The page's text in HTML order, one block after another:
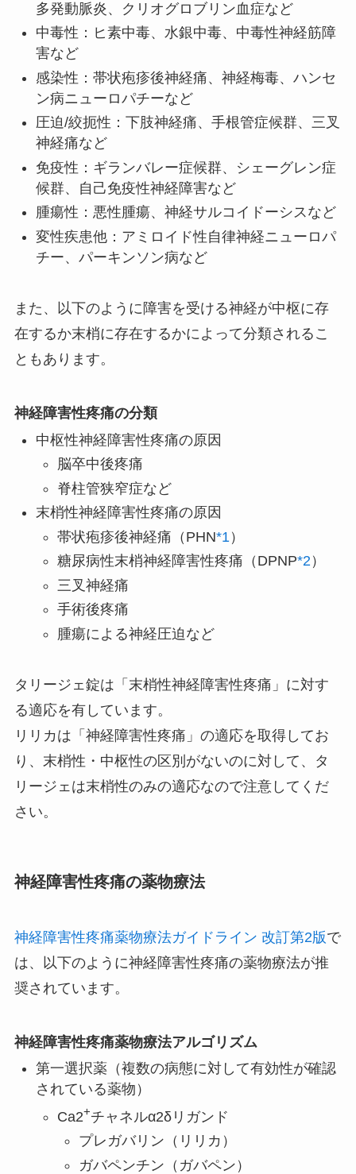
多発動脈炎、クリオグロブリン血症など
中毒性：ヒ素中毒、水銀中毒、中毒性神経筋障
害など
感染性：帯状疱疹後神経痛、神経梅毒、ハンセ
ン病ニューロパチーなど
圧迫/絞扼性：下肢神経痛、手根管症候群、三叉
神経痛など
免疫性：ギランバレー症候群、シェーグレン症
候群、自己免疫性神経障害など
腫瘍性：悪性腫瘍、神経サルコイドーシスなど
変性疾患他：アミロイド性自律神経ニューロパ
チー、パーキンソン病など
また、以下のように障害を受ける神経が中枢に存
在するか末梢に存在するかによって分類されるこ
ともあります。
神経障害性疼痛の分類
中枢性神経障害性疼痛の原因
脳卒中後疼痛
脊柱管狭窄症など
末梢性神経障害性疼痛の原因
帯状疱疹後神経痛（PHN*1 ）
糖尿病性末梢神経障害性疼痛（DPNP*2）
三叉神経痛
手術後疼痛
腫瘍による神経圧迫など
タリージェ錠は「末梢性神経障害性疼痛」に対す
る適応を有しています。
リリカは「神経障害性疼痛」の適応を取得してお
り、末梢性・中枢性の区別がないのに対して、タ
リージェは末梢性のみの適応なので注意してくだ
さい。
神経障害性疼痛の薬物療法
神経障害性疼痛薬物療法ガイドライン 改訂第2版で
は、以下のように神経障害性疼痛の薬物療法が推
奨されています。
神経障害性疼痛薬物療法アルゴリズム
第一選択薬（複数の病態に対して有効性が確認
されている薬物）
Ca2+チャネルα2δリガンド
プレガバリン（リリカ）
ガバペンチン（ガバペン）